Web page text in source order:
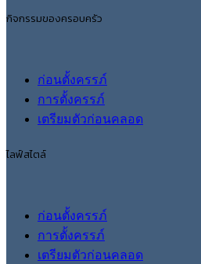
กิจกรรมของครอบครัว
ก่อนตั้งครรภ์
การตั้งครรภ์
เตรียมตัวก่อนคลอด
ไลฟ์สไตล์
ก่อนตั้งครรภ์
การตั้งครรภ์
เตรียมตัวก่อนคลอด